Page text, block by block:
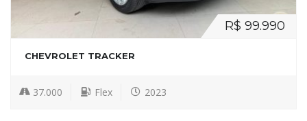
R$ 99.990
CHEVROLET TRACKER
37.000 Flex 2023